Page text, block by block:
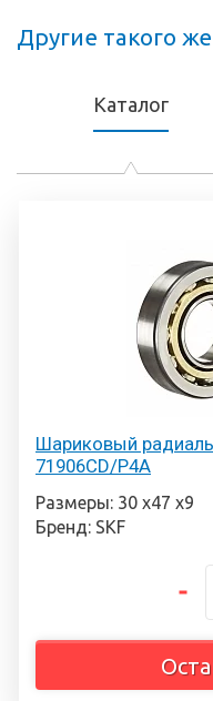
Другие такого
Каталог
Шариковый
71906CD/P4A
Размеры: 30 х47 х9
Бренд: SKF